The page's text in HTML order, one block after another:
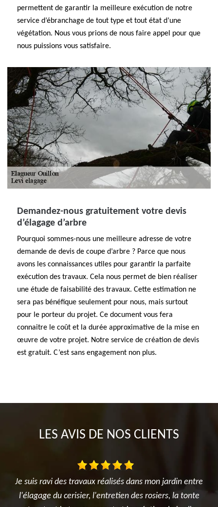
permettent de garantir la meilleure exécution de notre
service d’ébranchage de tout type et tout état d’une
végétation. Nous vous prions de nous faire appel pour que
nous puissions vous satisfaire.
Demandez-nous gratuitement votre devis
d’élagage d’arbre
Pourquoi sommes-nous une meilleure adresse de votre
demande de devis de coupe d’arbre ? Parce que nous
avons les connaissances utiles pour garantir la parfaite
exécution des travaux. Cela nous permet de bien réaliser
une étude de faisabilité des travaux. Cette estimation ne
sera pas bénéfique seulement pour nous, mais surtout
pour le porteur du projet. Ce document vous fera
connaitre le coût et la durée approximative de la mise en
œuvre de votre projet. Notre service de création de devis
est gratuit. C’est sans engagement non plus.
LES AVIS DE NOS CLIENTS
entre
Très satisfait de l'intervention. Travail d'élagage
réalisé avec sérieux et professionnalisme. L'équipe a